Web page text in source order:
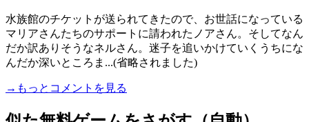
水族館のチケットが送られてきたので、お世話になっている
マリアさんたちのサポートに請われたノアさん。そしてなん
だか訳ありそうなネルさん。迷子を追いかけていくうちにな
んだか深いところま...(省略されました)
→もっとコメントを見る